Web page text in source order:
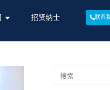
招贤纳士 联系